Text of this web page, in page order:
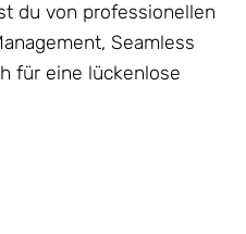
du von professionellen
Seamless
für eine lückenlose